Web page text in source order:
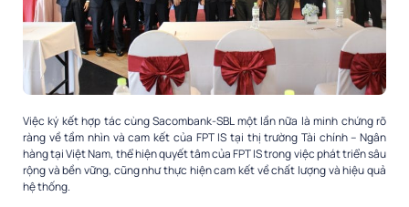
Việc ký kết hợp tác cùng Sacombank-SBL một lần nữa là minh chứng rõ
ràng về tầm nhìn và cam kết của FPT IS tại thị trường Tài chính – Ngân
hàng tại Việt Nam, thể hiện quyết tâm của FPT IS trong việc phát triển sâu
rộng và bền vững, cũng như thực hiện cam kết về chất lượng và hiệu quả
hệ thống.